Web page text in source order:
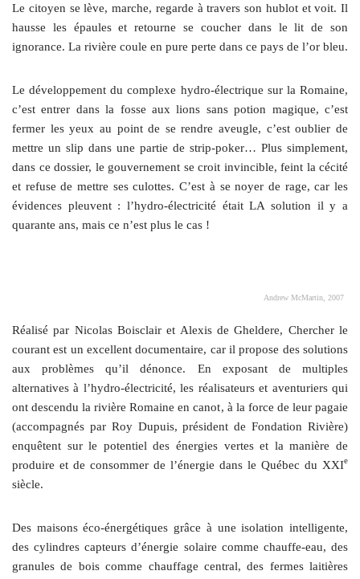
Le citoyen se lève, marche, regarde à travers son hublot et voit. Il
hausse les épaules et retourne se coucher dans le lit de son
ignorance. La rivière coule en pure perte dans ce pays de l’or bleu.
Le développement du complexe hydro-électrique sur la Romaine,
c’est entrer dans la fosse aux lions sans potion magique, c’est
fermer les yeux au point de se rendre aveugle, c’est oublier de
mettre un slip dans une partie de strip-poker… Plus simplement,
dans ce dossier, le gouvernement se croit invincible, feint la cécité
et refuse de mettre ses culottes. C’est à se noyer de rage, car les
évidences pleuvent : l’hydro-électricité était LA solution il y a
quarante ans, mais ce n’est plus le cas !
Andrew McMartin, 2007
Réalisé par Nicolas Boisclair et Alexis de Gheldere, Chercher le
courant est un excellent documentaire, car il propose des solutions
aux problèmes qu’il dénonce. En exposant de multiples
alternatives à l’hydro-électricité, les réalisateurs et aventuriers qui
ont descendu la rivière Romaine en canot, à la force de leur pagaie
(accompagnés par Roy Dupuis, président de Fondation Rivière)
enquêtent sur le potentiel des énergies vertes et la manière de
produire et de consommer de l’énergie dans le Québec du XXIe
siècle.
Des maisons éco-énergétiques grâce à une isolation intelligente,
des cylindres capteurs d’énergie solaire comme chauffe-eau, des
granules de bois comme chauffage central, des fermes laitières